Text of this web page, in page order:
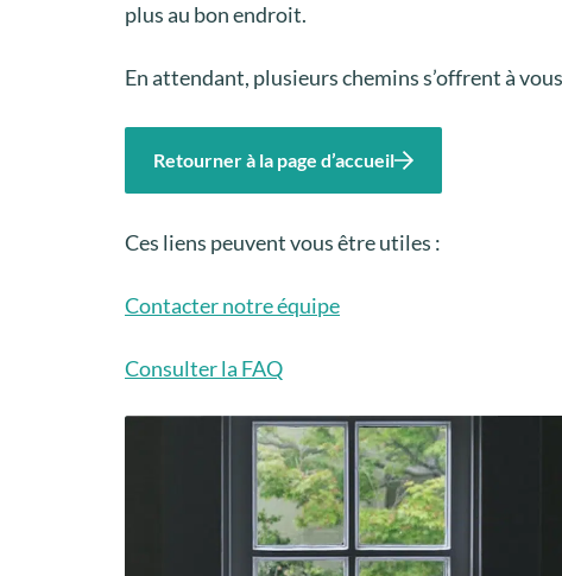
plus au bon endroit.
En attendant, plusieurs chemins s’offrent à
Retourner à la page d’accueil
Ces liens peuvent vous être utiles :
Contacter notre équipe
Consulter la FAQ